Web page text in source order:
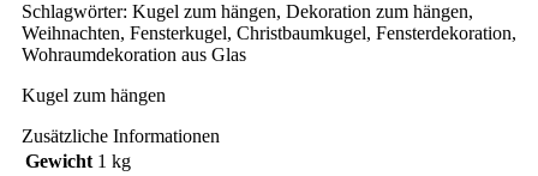
Schlagwörter: Kugel zum hängen, Dekoration zum hängen,
Weihnachten, Fensterkugel, Christbaumkugel, Fensterdekoration,
Wohraumdekoration aus Glas
Kugel zum hängen
Zusätzliche Informationen
Gewicht 1 kg